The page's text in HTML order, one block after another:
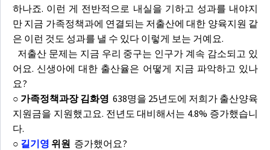
하나죠. 이런 게 전반적으로 내실을 기하고 성과를 내야지
만 지금 가족정책과에 연결되는 저출산에 대한 양육지원 같
은 이런 것도 성과를 낼 수 있다 이렇게 보는 거예요.
저출산 문제는 지금 우리 중구는 인구가 계속 감소되고 있
어요. 신생아에 대한 출산율은 어떻게 지금 파악하고 있나
요?
○ 가족정책과장 김화영 638명을 25년도에 저희가 출산양육
지원금을 지원했고요. 전년도 대비해서는 4.8% 증가했습니
다.
○ 길기영 위원 증가했어요?